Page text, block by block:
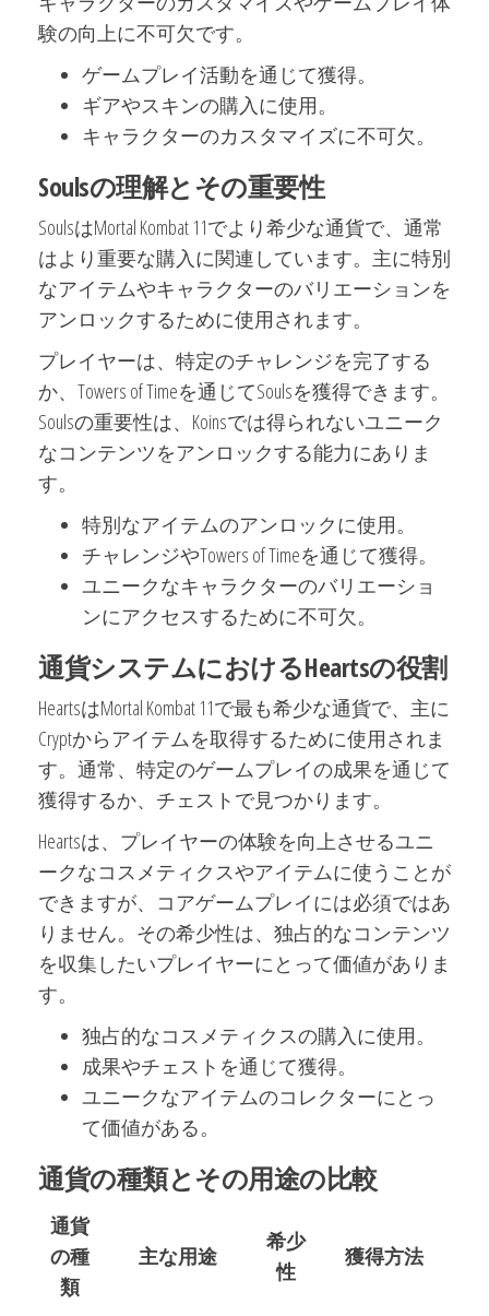
験の向上に不可欠です。
ゲームプレイ活動を通じて獲得。
ギアやスキンの購入に使用。
キャラクターのカスタマイズに不可欠。
Soulsの理解とその重要性
SoulsはMortal Kombat 11でより希少な通貨で、通常
はより重要な購入に関連しています。主に特別
なアイテムやキャラクターのバリエーションを
アンロックするために使用されます。
プレイヤーは、特定のチャレンジを完了する
か、Towers of Timeを通じてSoulsを獲得できます。
Soulsの重要性は、Koinsでは得られないユニーク
なコンテンツをアンロックする能力にありま
す。
特別なアイテムのアンロックに使用。
チャレンジやTowers of Timeを通じて獲得。
ユニークなキャラクターのバリエーショ
ンにアクセスするために不可欠。
通貨システムにおけるHeartsの役割
HeartsはMortal Kombat 11で最も希少な通貨で、主に
Cryptからアイテムを取得するために使用されま
す。通常、特定のゲームプレイの成果を通じて
獲得するか、チェストで見つかります。
Heartsは、プレイヤーの体験を向上させるユニ
ークなコスメティクスやアイテムに使うことが
できますが、コアゲームプレイには必須ではあ
りません。その希少性は、独占的なコンテンツ
を収集したいプレイヤーにとって価値がありま
す。
独占的なコスメティクスの購入に使用。
成果やチェストを通じて獲得。
ユニークなアイテムのコレクターにとっ
て価値がある。
通貨の種類とその用途の比較
通貨
の種
類
主な用途
希少
性
獲得方法